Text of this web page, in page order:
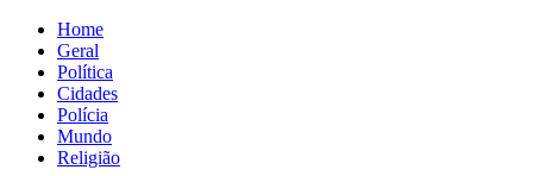
Home
Geral
Política
Cidades
Polícia
Mundo
Religião